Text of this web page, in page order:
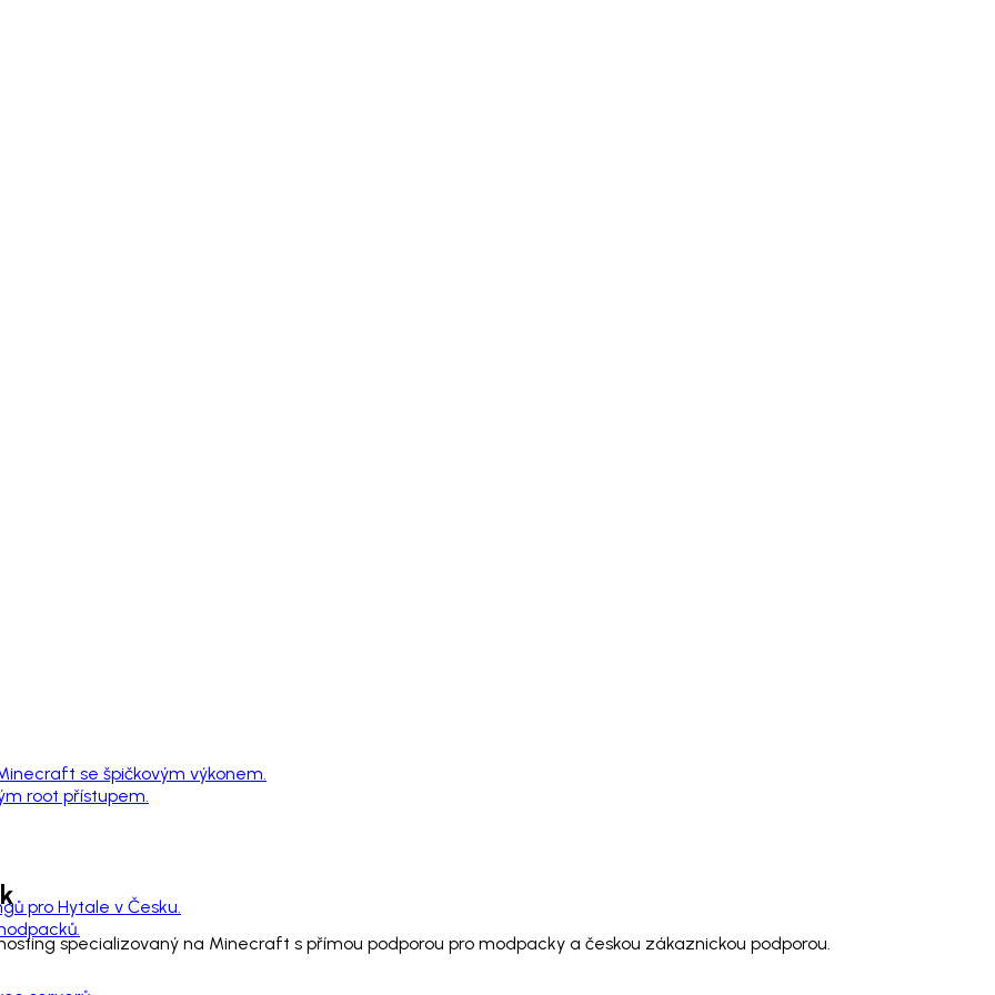
se špičkovým výkonem.
root přístupem.
pro Hytale v Česku.
specializovaný na Minecraft s přímou podporou pro modpacky a českou zákaznickou podporou.